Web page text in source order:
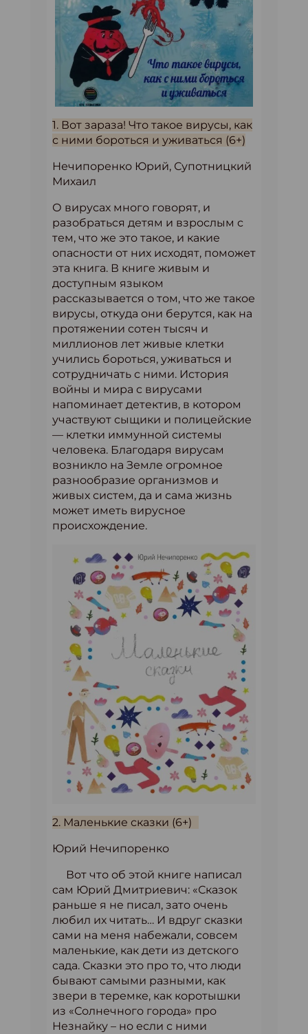
1. Вот зараза! Что такое вирусы, как
с ними бороться и уживаться (6+)
Нечипоренко Юрий, Супотницкий
Михаил
О вирусах много говорят, и
разобраться детям и взрослым с
тем, что же это такое, и какие
опасности от них исходят, поможет
эта книга. В книге живым и
доступным языком
рассказывается о том, что же такое
вирусы, откуда они берутся, как на
протяжении сотен тысяч и
миллионов лет живые клетки
учились бороться, уживаться и
сотрудничать с ними. История
войны и мира с вирусами
напоминает детектив, в котором
участвуют сыщики и полицейские
— клетки иммунной системы
человека. Благодаря вирусам
возникло на Земле огромное
разнообразие организмов и
живых систем, да и сама жизнь
может иметь вирусное
происхождение.
2. Маленькие сказки (6+)
Юрий Нечипоренко
Вот что об этой книге написал
сам Юрий Дмитриевич: «Сказок
раньше я не писал, зато очень
любил их читать… И вдруг сказки
сами на меня набежали, совсем
маленькие, как дети из детского
сада. Сказки это про то, что люди
бывают самыми разными, как
звери в теремке, как коротышки
из «Солнечного города» про
Незнайку – но если с ними